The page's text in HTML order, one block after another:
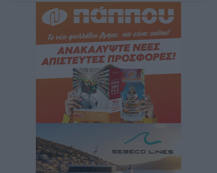
Τοπικές Ειδήσεις• πριν 7 ώρες
Κικίλιας: Μειώθηκαν κατά 34% οι μεταναστευτικές
ροές στα θαλάσσια σύνορα
• πριν 7 ώρες
Κως: Γερμανός τουρίστας κέρδισε αποζημίωση 900
ευρώ επειδή δεν βρήκε ξαπλώστρες στις
οικογενειακές διακοπές του
Τοπικές Ειδήσεις• πριν 7 ώρες
Ο γεωεντοπισμός μέσω 112 «έσωσε» Δανό περιπατητή
στη Ρόδο